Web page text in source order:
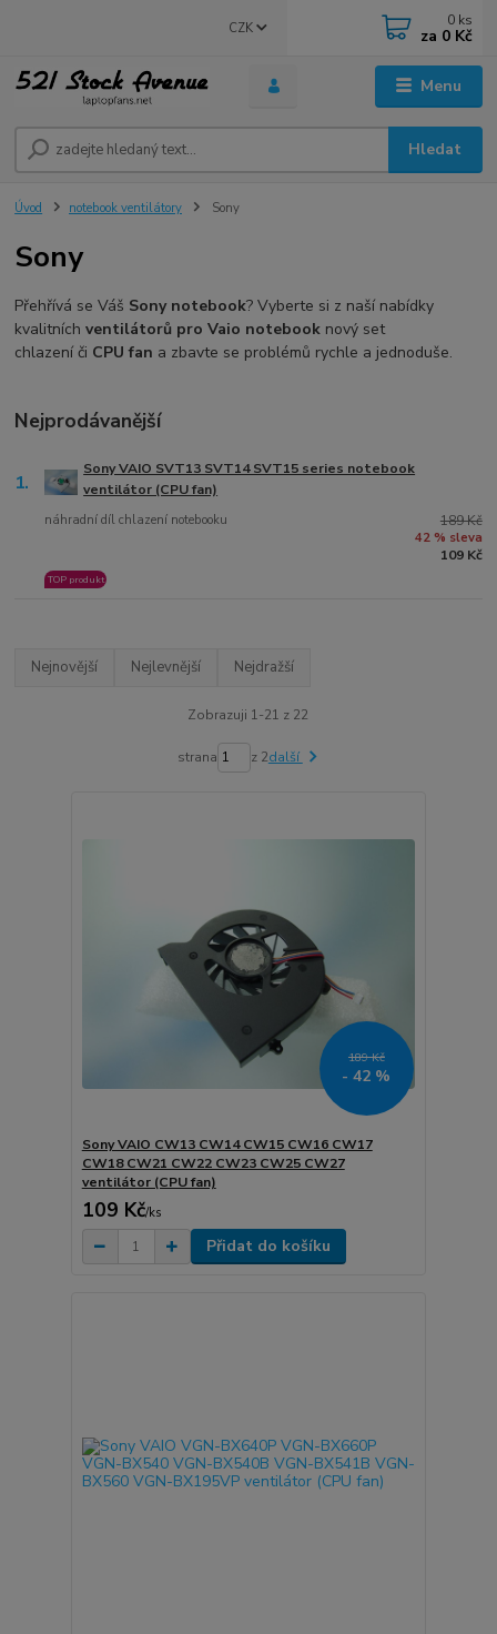
Menu
CZK
Hledat
0 ks
za 0 Kč
Úvod notebook ventilátory Sony
Sony
Přehřívá se Váš Sony notebook? Vyberte si z naší nabídky
kvalitníchventilátorů pro Vaio notebook nový set
chlazení či CPU fan a zbavte se problémů rychle a jednoduše.
Nejprodávanější
1.
Sony VAIO SVT13 SVT14 SVT15 series notebook
ventilátor (CPU fan)
náhradní díl chlazení notebooku
TOP produkt
189 Kč
42 % sleva
109 Kč
Nejnovější Nejlevnější Nejdražší
Zobrazuji 1-21 z 22
strana z 2další
189 Kč
- 42 %
Sony VAIO CW13 CW14 CW15 CW16 CW17
CW18 CW21 CW22 CW23 CW25 CW27
ventilátor (CPU fan)
109 Kč/ks
Přidat do košíku